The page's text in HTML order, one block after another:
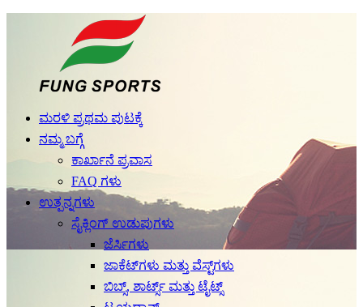
ಮರಳಿ ಪ್ರಥಮ ಪುಟಕ್ಕೆ
ನಮ್ಮ ಬಗ್ಗೆ
ಕಾರ್ಖಾನೆ ಪ್ರವಾಸ
FAQ ಗಳು
ಉತ್ಪನ್ನಗಳು
ಸೈಕ್ಲಿಂಗ್ ಉಡುಪುಗಳು
ಜೆರ್ಸಿಗಳು
ಜಾಕೆಟ್‌ಗಳು ಮತ್ತು ವೆಸ್ಟ್‌ಗಳು
ಬಿಬ್ಸ್, ಶಾರ್ಟ್ಸ್ ಮತ್ತು ಟೈಟ್ಸ್